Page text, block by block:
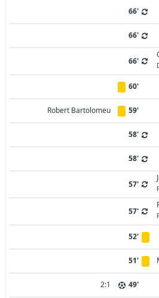
66'
66'
66'
60'
Robert Bartolomeu 59'
58'
58'
57'
57'
52'
51'
2:1 49'